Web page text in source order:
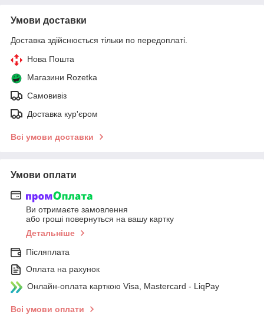
Умови доставки
Доставка здійснюється тільки по передоплаті.
Нова Пошта
Магазини Rozetka
Самовивіз
Доставка кур'єром
Всі умови доставки
Умови оплати
Ви отримаєте замовлення
або гроші повернуться на вашу картку
Детальніше
Післяплата
Оплата на рахунок
Онлайн-оплата карткою Visa, Mastercard - LiqPay
Всі умови оплати